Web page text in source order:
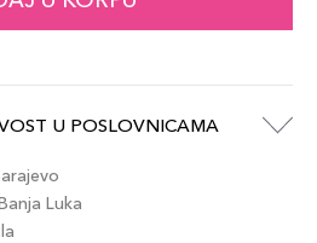
U POSLOVNICAMA
Luka